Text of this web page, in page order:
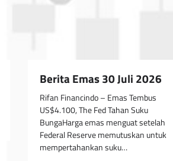
Berita Emas 30 Juli 2026
Rifan Financindo – Emas Tembus
US$4.100, The Fed Tahan Suku
BungaHarga emas menguat setelah
Federal Reserve memutuskan untuk
mempertahankan suku…